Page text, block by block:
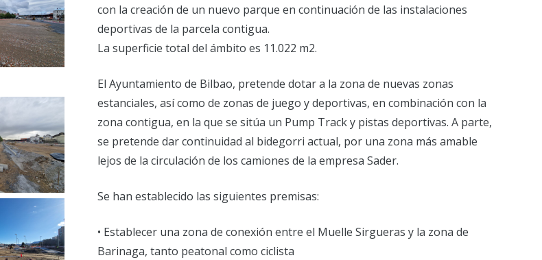
con la creación de un nuevo parque en continuación de las instalaciones
deportivas de la parcela contigua.
La superficie total del ámbito es 11.022 m2.
El Ayuntamiento de Bilbao, pretende dotar a la zona de nuevas zonas
estanciales, así como de zonas de juego y deportivas, en combinación con la
zona contigua, en la que se sitúa un Pump Track y pistas deportivas. A parte,
se pretende dar continuidad al bidegorri actual, por una zona más amable
lejos de la circulación de los camiones de la empresa Sader.
Se han establecido las siguientes premisas:
• Establecer una zona de conexión entre el Muelle Sirgueras y la zona de
Barinaga, tanto peatonal como ciclista